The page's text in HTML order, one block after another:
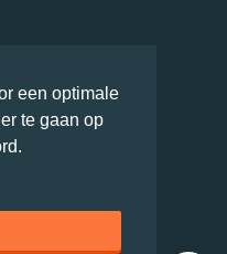
een optimale
te gaan op
Voorwaarden
Cookies